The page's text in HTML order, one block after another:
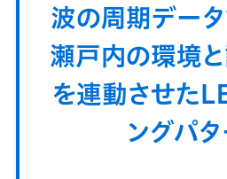
波の周期デー
瀬戸内の環境
を連動させた
ングパ